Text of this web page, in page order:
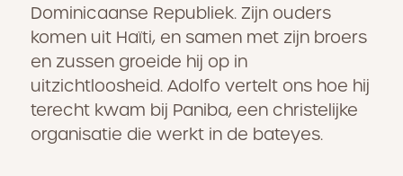
Dominicaanse Republiek. Zijn ouders
komen uit Haïti, en samen met zijn broers
en zussen groeide hij op in
uitzichtloosheid. Adolfo vertelt ons hoe hij
terecht kwam bij Paniba, een christelijke
organisatie die werkt in de bateyes.